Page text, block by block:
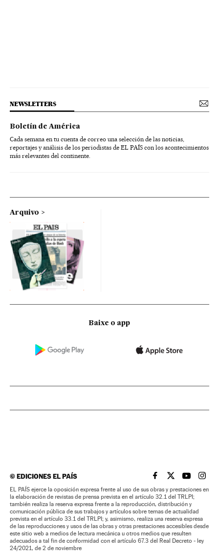
NEWSLETTERS
Boletín de América
Cada semana en tu cuenta de correo una selección de las noticias,
reportajes y análisis de los periodistas de EL PAÍS con los acontecimientos
más relevantes del continente.
Arquivo
Baixe o app
©EDICIONES EL PAÍS EL PAÍS BRASIL EN
EL PAÍSEL PAÍS
EL
EL PAÍS ejerce la oposición expresa frente al uso de sus obras y prestaciones en
la elaboración de revistas de prensa prevista en el artículo 32.1 del TRLPI;
también realiza la reserva expresa frente a la reproducción, distribución y
comunicación pública de sus trabajos y artículos sobre temas de actualidad
prevista en el artículo 33.1 del TRLPI; y, asimismo, realiza una reserva expresa
de las reproducciones y usos de las obras y otras prestaciones accesibles desde
este sitio web a medios de lectura mecánica u otros medios que resulten
adecuados a tal fin de conformidad con el artículo 67.3 del Real Decreto - ley
24/2021, de 2 de noviembre